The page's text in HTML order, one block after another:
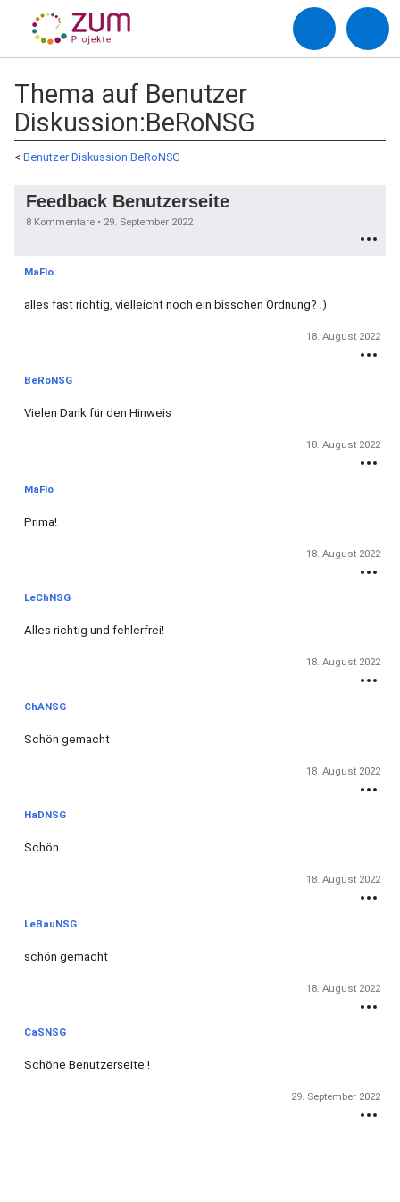
Thema auf Benutzer
Diskussion:BeRoNSG
< Benutzer Diskussion:BeRoNSG
Feedback Benutzerseite
8 Kommentare • 29. September 2022
MaFlo
alles fast richtig, vielleicht noch ein bisschen Ordnung? ;)
18. August 2022
BeRoNSG
Vielen Dank für den Hinweis
18. August 2022
MaFlo
Prima!
18. August 2022
LeChNSG
Alles richtig und fehlerfrei!
18. August 2022
ChANSG
Schön gemacht
18. August 2022
HaDNSG
Schön
18. August 2022
LeBauNSG
schön gemacht
18. August 2022
CaSNSG
Schöne Benutzerseite !
29. September 2022